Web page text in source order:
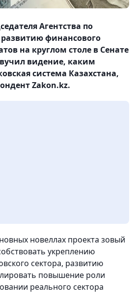
Агентства по
финансового
на круглом столе в Сенате
видение, каким
система Казахстана,
Zakon.kz.
новеллах проекта зовый
укреплению
сектора, развитию
повышение роли
реального сектора